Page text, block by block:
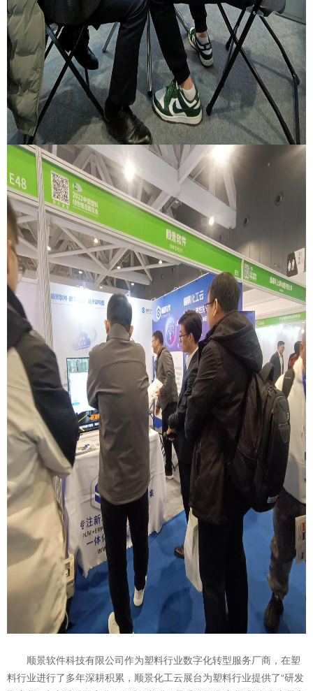
顺景软件科技有限公司作为塑料行业数字化转型服务厂商，在塑
料行业进行了多年深耕积累，顺景化工云展台为塑料行业提供了“研发